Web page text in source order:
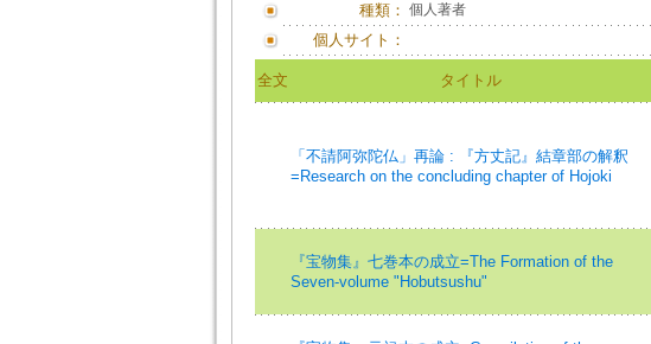
種類： 個人著者
個人サイト：
全文 タイトル
「不請阿弥陀仏」再論 : 『方丈記』結章部の解釈
=Research on the concluding chapter of Hojoki
『宝物集』七巻本の成立=The Formation of the
Seven-volume "Hobutsushu"